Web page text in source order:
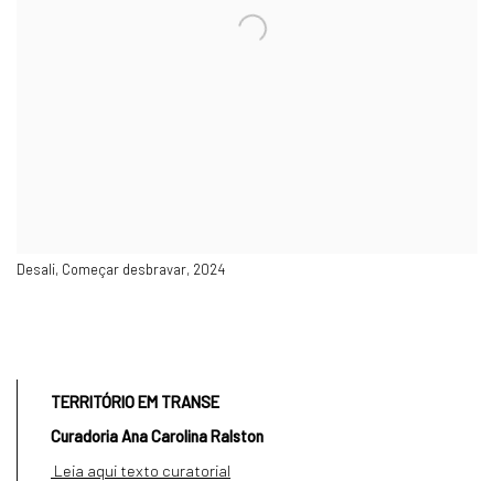
Desali, Começar desbravar, 2024
TERRITÓRIO EM TRANSE
Curadoria Ana Carolina Ralston
Leia aqui texto curatorial